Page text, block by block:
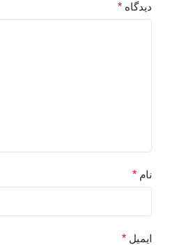
دیدگاه *
نام *
ایمیل *